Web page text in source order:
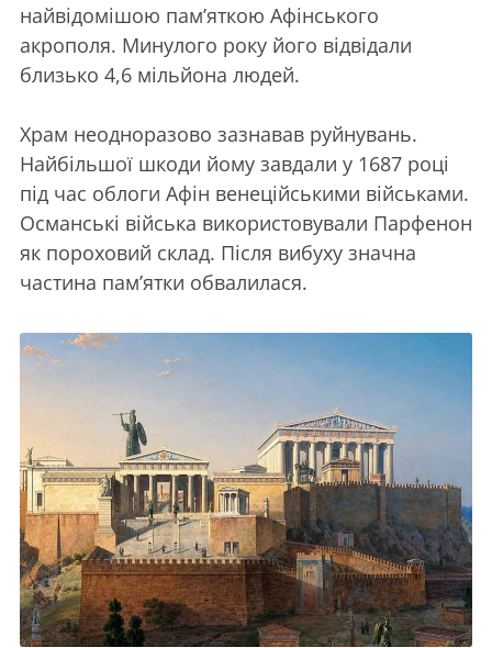
найвідомішою пам’яткою Афінського
акрополя. Минулого року його відвідали
близько 4,6 мільйона людей.
Храм неодноразово зазнавав руйнувань.
Найбільшої шкоди йому завдали у 1687 році
під час облоги Афін венеційськими військами.
Османські війська використовували Парфенон
як пороховий склад. Після вибуху значна
частина пам’ятки обвалилася.